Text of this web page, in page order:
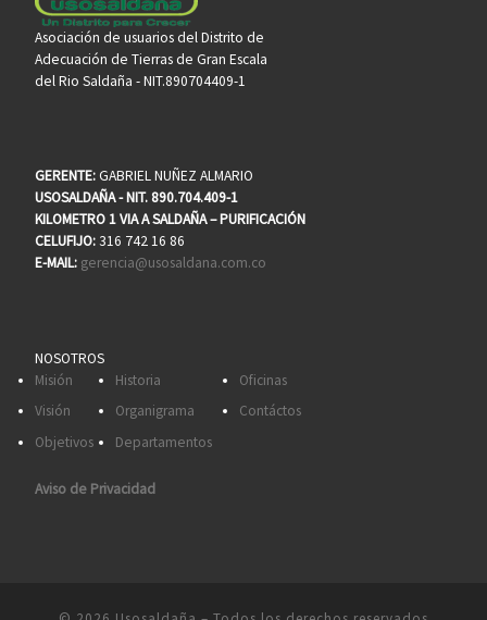
Asociación de usuarios del Distrito de
Adecuación de Tierras de Gran Escala
del Rio Saldaña - NIT.890704409-1
GERENTE:GABRIEL NUÑEZ ALMARIO
USOSALDAÑA - NIT. 890.704.409-1
KILOMETRO 1 VIA A SALDAÑA – PURIFICACIÓN
CELUFIJO:316 742 16 86
E-MAIL: gerencia@usosaldana.com.co
NOSOTROS
Misión
Visión
Objetivos
Historia
Organigrama
Departamentos
Oficinas
Contáctos
Aviso de Privacidad